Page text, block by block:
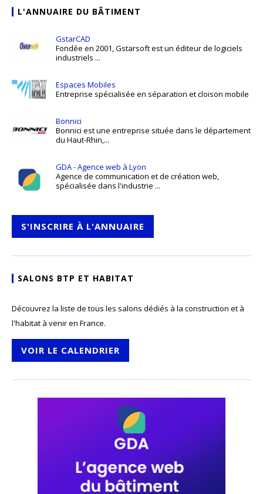
L'ANNUAIRE DU BÂTIMENT
GstarCAD
Fondée en 2001, Gstarsoft est un éditeur de logiciels
industriels ...
Espaces Mobiles
Entreprise spécialisée en séparation et cloison mobile
Bonnici
Bonnici est une entreprise située dans le département
du Haut-Rhin,...
GDA - Agence web à Lyon
Agence de communication et de création web,
spécialisée dans l'industrie ...
S'INSCRIRE À L'ANNUAIRE
SALONS BTP ET HABITAT
Découvrez la liste de tous les salons dédiés à la construction et à
l'habitat à venir en France.
VOIR LE CALENDRIER